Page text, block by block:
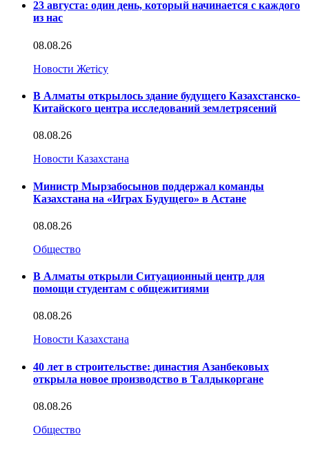
23 августа: один день, который начинается с каждого
из нас
08.08.26
Новости Жетісу
В Алматы открылось здание будущего Казахстанско-
Китайского центра исследований землетрясений
08.08.26
Новости Казахстана
Министр Мырзабосынов поддержал команды
Казахстана на «Играх Будущего» в Астане
08.08.26
Общество
В Алматы открыли Ситуационный центр для
помощи студентам с общежитиями
08.08.26
Новости Казахстана
40 лет в строительстве: династия Азанбековых
открыла новое производство в Талдыкоргане
08.08.26
Общество